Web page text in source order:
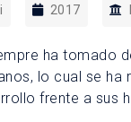
2017
ha tomado
lo cual se
frente a sus